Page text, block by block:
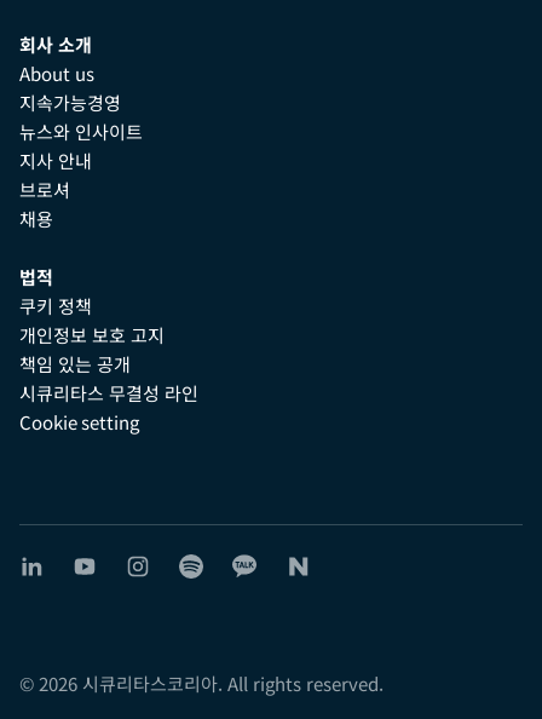
회사 소개
About us
지속가능경영
뉴스와 인사이트
지사 안내
브로셔
채용
법적
쿠키 정책
개인정보 보호 고지
책임 있는 공개
시큐리타스 무결성 라인
Cookie setting
© 2026 시큐리타스코리아. All rights reserved.